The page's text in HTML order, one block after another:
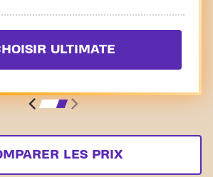
ULTIMATE
LES PRIX